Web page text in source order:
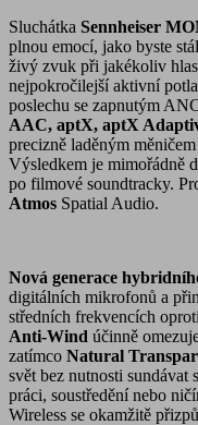
Sluchátka Sennheiser
plnou emocí, jako byste
živý zvuk při jakékoliv
nejpokročilejší aktivní
poslechu se zapnutým
AAC, aptX, aptX
precizně laděným
Výsledkem je mimořádně
po filmové soundtracky.
Atmos Spatial Audio.
Nová generace
digitálních mikrofonů a
středních frekvencích
Anti-Wind účinně
zatímco Natural
svět bez nutnosti
práci, soustředění nebo
Wireless se okamžitě